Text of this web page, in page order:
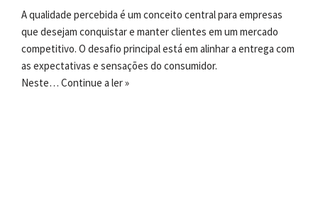
A qualidade percebida é um conceito central para empresas
que desejam conquistar e manter clientes em um mercado
competitivo. O desafio principal está em alinhar a entrega com
as expectativas e sensações do consumidor.
Neste… Continue a ler »